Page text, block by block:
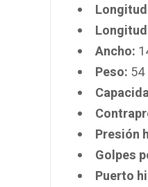
Ancho:
Peso: 54
Presión
Golpes
Puerto